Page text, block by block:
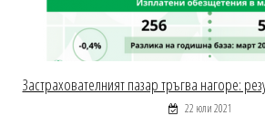
Застрахователният пазар тръгва нагоре:
22 юли 2021